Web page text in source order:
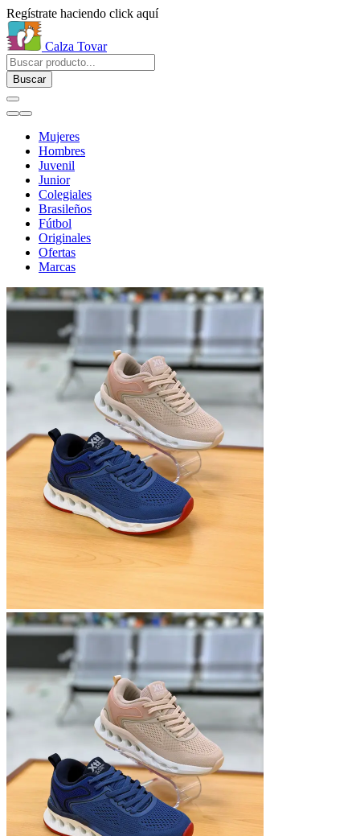
Regístrate haciendo click aquí
Calza Tovar
Buscar
Mujeres
Hombres
Juvenil
Junior
Colegiales
Brasileños
Fútbol
Originales
Ofertas
Marcas